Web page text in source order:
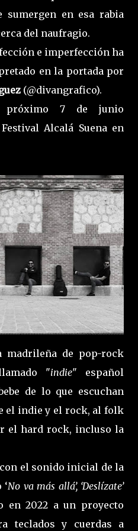
en esa rabia
del naufragio.
e imperfección ha
en la portada por
(@divangrafico).
7 de junio
Alcalá Suena en
madrileña de pop-rock
"indie" español
de lo que escuchan
el indie y el rock, al folk
el hard rock, incluso la
el sonido inicial de la
No va más allá’, ‘Deslízate’
en 2022 a un proyecto
teclados y cuerdas a